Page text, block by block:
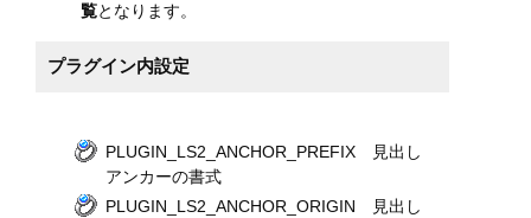
覧となります。
プラグイン内設定
PLUGIN_LS2_ANCHOR_PREFIX 見出し
アンカーの書式
PLUGIN_LS2_ANCHOR_ORIGIN 見出し